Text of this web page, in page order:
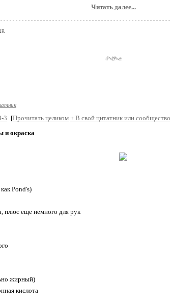
Читать далее...
3 [Прочитать целиком + В свой цитатник или
и окраска
Pond's)
плюс еще немного для рук
жирный)
кислота